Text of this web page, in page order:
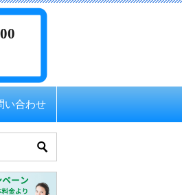
い合わせ